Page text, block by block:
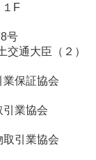
１F
号
通大臣（２）
業保証協会
引業協会
取引業協会